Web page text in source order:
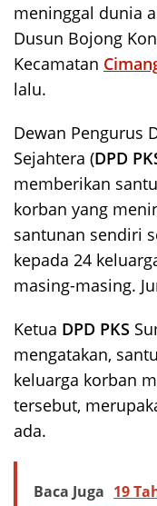
meninggal dunia
Dusun Bojong
Kecamatan
lalu.
Dewan Pengurus
Sejahtera (DPD
memberikan
korban yang
santunan sendiri
kepada 24
masing-masing.
Ketua DPD PKS
mengatakan,
keluarga korban
tersebut,
ada.
Baca Juga 19